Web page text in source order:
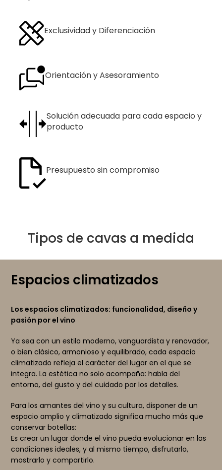
Exclusividad y Diferenciación
Orientación y Asesoramiento
Solución adecuada para cada espacio y
producto
Presupuesto sin compromiso
Tipos de cavas a medida
Espacios climatizados
Los espacios climatizados: funcionalidad, diseño y
pasión por el vino
Ya sea con un estilo moderno, vanguardista y renovador,
o bien clásico, armonioso y equilibrado, cada espacio
climatizado refleja el carácter del lugar en el que se
integra. La estética no solo acompaña: habla del
entorno, del gusto y del cuidado por los detalles.
Para los amantes del vino y su cultura, disponer de un
espacio amplio y climatizado significa mucho más que
conservar botellas:
Es crear un lugar donde el vino pueda evolucionar en las
condiciones ideales, y al mismo tiempo, disfrutarlo,
mostrarlo y compartirlo.